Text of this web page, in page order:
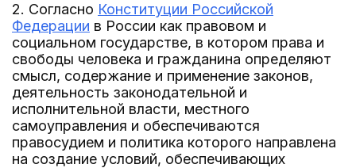
2. Согласно Конституции Российской
Федерации в России как правовом и
социальном государстве, в котором права и
свободы человека и гражданина определяют
смысл, содержание и применение законов,
деятельность законодательной и
исполнительной власти, местного
самоуправления и обеспечиваются
правосудием и политика которого направлена
на создание условий, обеспечивающих